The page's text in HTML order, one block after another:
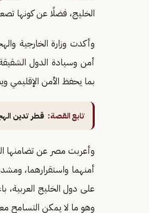
الخليج، فضلًا عن كونها
وأكدت وزارة الخارجية
أمن وسيادة الدول
بما يحفظ الأمن الإقليمي
تابع القصة: قطر تدين
وأعربت مصر عن تضامنها
أمنهما واستقرارهما،
على دول الخليج العربية،
وهو ما لا يمكن التسامح